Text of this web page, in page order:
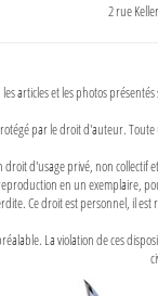
2 rue
les articles et les photos
par le droit d'auteur.
d'usage privé, non
en un exemplaire,
Ce droit est personnel, il
La violation de ces